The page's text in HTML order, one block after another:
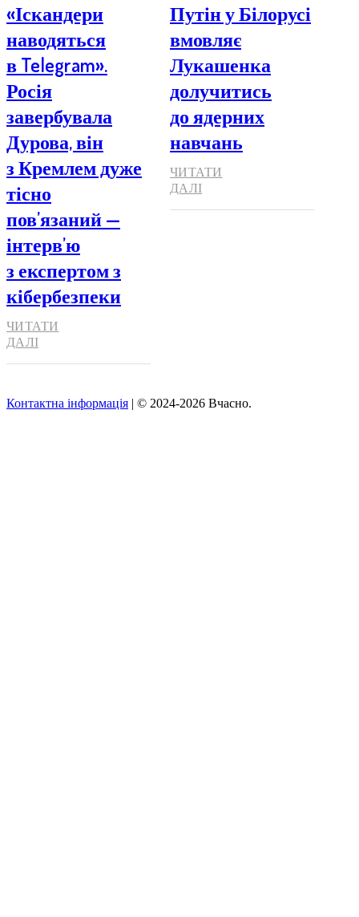
«Іскандери
наводяться
в Telegram».
Росія
завербувала
Дурова, він
з Кремлем дуже
тісно
пов’язаний —
інтерв’ю
з експертом з
кібербезпеки
ЧИТАТИ
ДАЛІ
Путін у Білорусі
вмовляє
Лукашенка
долучитись
до ядерних
навчань
ЧИТАТИ
ДАЛІ
Контактна інформація | © 2024-2026 Вчасно.